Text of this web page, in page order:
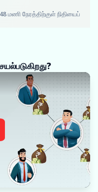
நேரத்திற்குள் நிதியைப்